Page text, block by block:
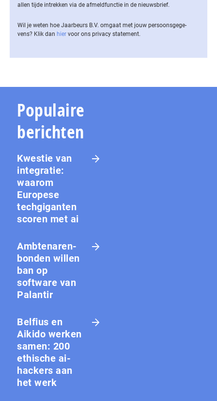
allen tijde intrekken via de af­meld­func­tie in de nieuwsbrief.
Wil je weten hoe Jaarbeurs B.V. omgaat met jouw per­soons­ge­ge­
vens? Klik dan hier voor ons privacy statement.
Populaire
berichten
Kwestie van
integratie:
waarom
Europese
techgiganten
scoren met ai
Amb­te­na­ren­
bon­den willen
ban op
software van
Palantir
Belfius en
Aikido werken
samen: 200
ethische ai-
hackers aan
het werk